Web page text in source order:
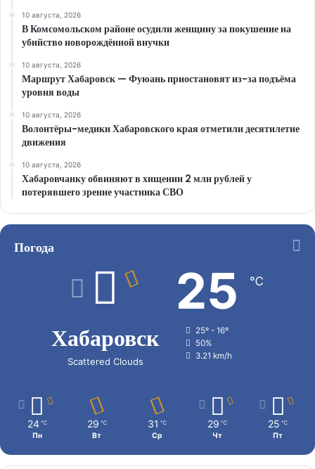
10 августа, 2026
В Комсомольском районе осудили женщину за покушение на
убийство новорождённой внучки
10 августа, 2026
Маршрут Хабаровск — Фуюань приостановят из-за подъёма
уровня воды
10 августа, 2026
Волонтёры-медики Хабаровского края отметили десятилетие
движения
10 августа, 2026
Хабаровчанку обвиняют в хищении 2 млн рублей у
потерявшего зрение участника СВО
Погода
Хабаровск
Scattered Clouds
25 ℃
25º - 16º
50%
3.21 km/h
24 ℃
Пн
29 ℃
Вт
31 ℃
Ср
29 ℃
Чт
25 ℃
Пт